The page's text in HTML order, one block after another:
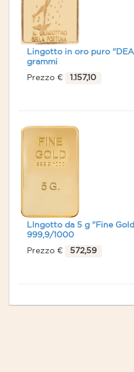
Lingotto in oro puro
grammi
Prezzo €
1.157,10
LIngotto da 5 g "Fine
999,9/1000
Prezzo €
572,59